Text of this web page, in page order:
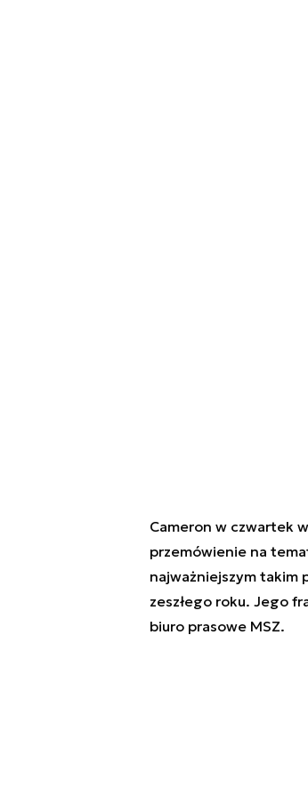
Cameron w czwartek
przemówienie na
najważniejszym takim
zeszłego roku. Jego
biuro prasowe MSZ.